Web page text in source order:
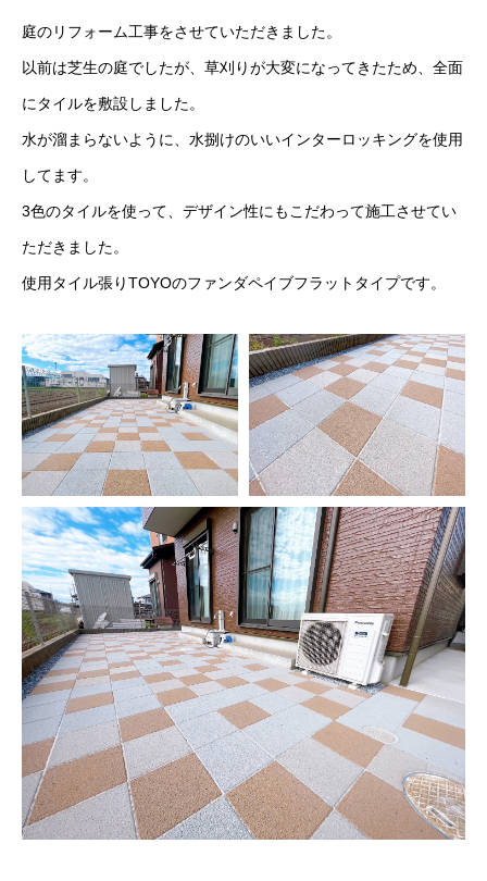
庭のリフォーム工事をさせていただきました。
以前は芝生の庭でしたが、草刈りが大変になってきたため、全面
にタイルを敷設しました。
水が溜まらないように、水捌けのいいインターロッキングを使用
してます。
3色のタイルを使って、デザイン性にもこだわって施工させてい
ただきました。
使用タイル張りTOYOのファンダペイブフラットタイプです。